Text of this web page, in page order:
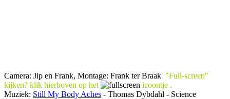
Camera: Jip en Frank, Montage: Frank ter Braak "Full-screen"
kijken? klik hierboven op het
icoontje .
Muziek: Still My Body Aches - Thomas Dybdahl - Science